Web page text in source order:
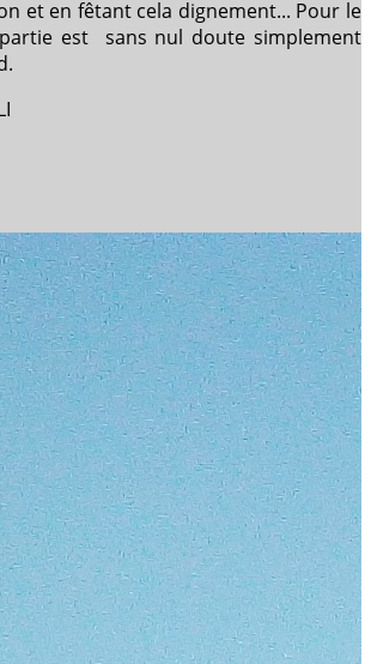
et en fêtant cela dignement... Pour le
est sans nul doute simplement